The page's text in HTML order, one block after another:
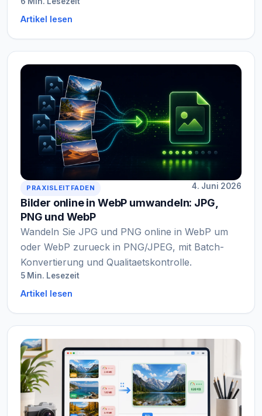
Artikel lesen
PRAXISLEITFADEN 4. Juni 2026
Bilder online in WebP umwandeln: JPG,
PNG und WebP
Wandeln Sie JPG und PNG online in WebP um
oder WebP zurueck in PNG/JPEG, mit Batch-
Konvertierung und Qualitaetskontrolle.
5 Min. Lesezeit
Artikel lesen